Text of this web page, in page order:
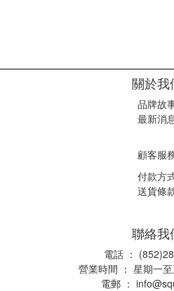
關於我
品牌故
最新消
顧客服
付款方
送貨條
聯絡我
電話 ：
營業時間 ： 星期一
電郵 ：